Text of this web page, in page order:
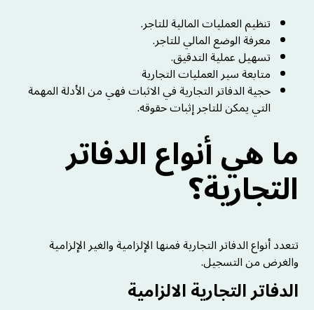
تنظيم العمليات المالية للتاجر.
معرفة الوضع المالي للتاجر.
تسهيل عملية التدقيق.
متابعة سير العمليات التجارية
حجية الدفاتر التجارية في الاثبات فهي من الأدلة المهمة
التي يمكن للتاجر إثبات حقوقه.
ما هي أنواع الدفاتر
التجارية؟
تتعدد أنواع الدفاتر التجارية فمنها الإلزامية والغير الإلزامية
والغرض من التسجيل.
الدفاتر التجارية الالزامية